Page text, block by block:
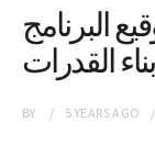
البرنامج
القدرات
BY 5 YEARSAGO